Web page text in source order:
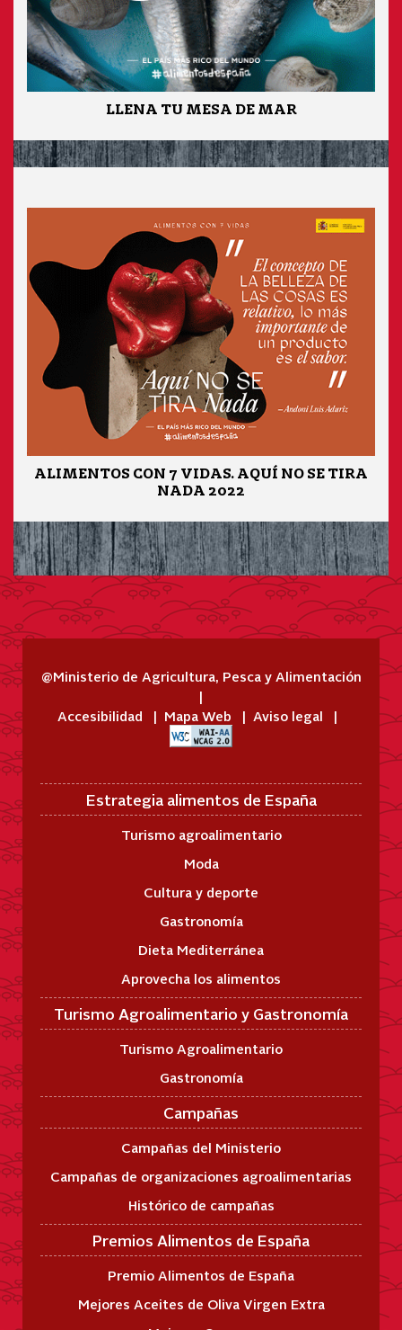
LLENA TU MESA DE MAR
ALIMENTOS CON 7 VIDAS. AQUÍ NO SE TIRA
NADA 2022
@Ministerio de Agricultura, Pesca y Alimentación
Accesibilidad Mapa Web Aviso legal
Estrategia alimentos de España
Turismo agroalimentario
Moda
Cultura y deporte
Gastronomía
Dieta Mediterránea
Aprovecha los alimentos
Turismo Agroalimentario y Gastronomía
Turismo Agroalimentario
Gastronomía
Campañas
Campañas del Ministerio
Campañas de organizaciones agroalimentarias
Histórico de campañas
Premios Alimentos de España
Premio Alimentos de España
Mejores Aceites de Oliva Virgen Extra